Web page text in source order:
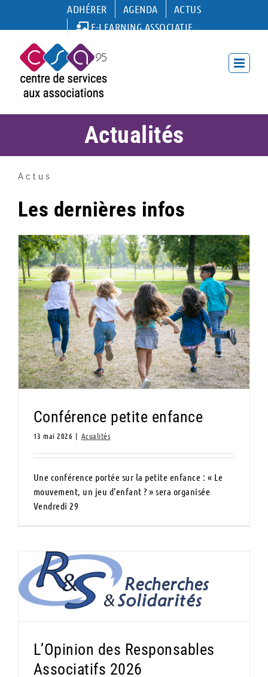
ADHÉRER AGENDA
ACTUS
E-LEARNING ASSOCIATIF
Actualités
Actus
Les dernières infos
Conférence petite enfance
Conférence petite enfance
13 mai 2026 | Acualités
Une conférence portée sur la petite enfance : « Le
mouvement, un jeu d’enfant ? » sera organisée
Vendredi 29
L’Opinion des Responsables Associatifs
2026
L’Opinion des Responsables
Associatifs 2026